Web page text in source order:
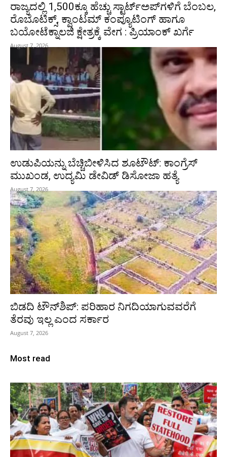
ರಾಜ್ಯದಲ್ಲಿ 1,500ಕ್ಕೂ ಹೆಚ್ಚು ಸ್ಟಾರ್ಟ್‌ಅಪ್‌ಗಳಿಗೆ ಬೆಂಬಲ,
ರೊಬೊಟಿಕ್ಸ್, ಕ್ವಾಂಟಮ್ ಕಂಪ್ಯೂಟಿಂಗ್ ಹಾಗೂ
ಬಯೋಟೆಕ್ನಾಲಜಿ ಕ್ಷೇತ್ರಕ್ಕೆ ವೇಗ : ಪ್ರಿಯಾಂಕ್‌ ಖರ್ಗೆ
August 7, 2026
ಉಡುಪಿಯನ್ನು ಬೆಚ್ಚಿಬೀಳಿಸಿದ ಶೂಟೌಟ್‌: ಕಾಂಗ್ರೆಸ್‌
ಮುಖಂಡ, ಉದ್ಯಮಿ ಡೇವಿಡ್ ಡಿಸೋಜಾ ಹತ್ಯೆ
August 7, 2026
ಬಿಡದಿ ಟೌನ್‌ಶಿಪ್‌: ಪರಿಹಾರ ನಿಗದಿಯಾಗುವವರೆಗೆ
ತೆರವು ಇಲ್ಲ ಎಂದ ಸರ್ಕಾರ
August 7, 2026
Most read